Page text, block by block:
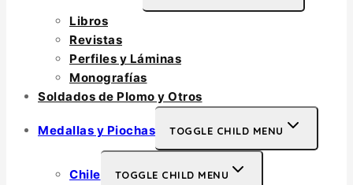
Libros
Revistas
Perfiles y Láminas
Monografías
Soldados de Plomo y Otros
Medallas y Piochas TOGGLE CHILD MENU
Chile TOGGLE CHILD MENU